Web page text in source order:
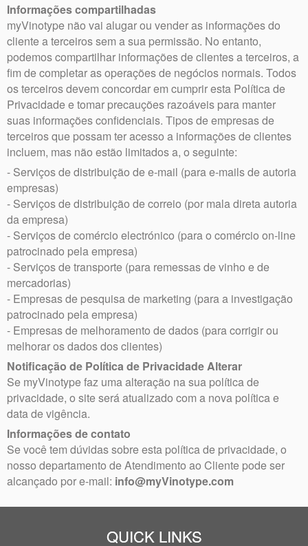
Informações compartilhadas
myVinotype não vai alugar ou vender as informações do
cliente a terceiros sem a sua permissão. No entanto,
podemos compartilhar informações de clientes a terceiros, a
fim de completar as operações de negócios normais. Todos
os terceiros devem concordar em cumprir esta Política de
Privacidade e tomar precauções razoáveis ​​para manter
suas informações confidenciais. Tipos de empresas de
terceiros que possam ter acesso a informações de clientes
incluem, mas não estão limitados a, o seguinte:
- Serviços de distribuição de e-mail (para e-mails de autoria
empresas)
- Serviços de distribuição de correio (por mala direta autoria
da empresa)
- Serviços de comércio electrónico (para o comércio on-line
patrocinado pela empresa)
- Serviços de transporte (para remessas de vinho e de
mercadorias)
- Empresas de pesquisa de marketing (para a investigação
patrocinado pela empresa)
- Empresas de melhoramento de dados (para corrigir ou
melhorar os dados dos clientes)
Notificação de Política de Privacidade Alterar
Se myVinotype faz uma alteração na sua política de
privacidade, o site será atualizado com a nova política e
data de vigência.
Informações de contato
Se você tem dúvidas sobre esta política de privacidade, o
nosso departamento de Atendimento ao Cliente pode ser
alcançado por e-mail: info@myVinotype.com
QUICK LINKS